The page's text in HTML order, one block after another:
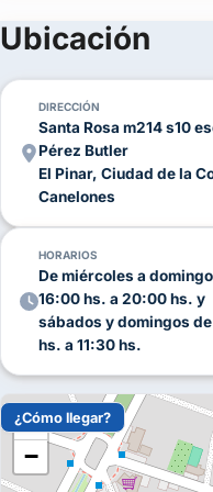
Si estás buscandosalones
personalizar cada detalle,
ideal. Aquí podrás vivir
intimidad de nuestro
nuestros jardines en
Contactanos hoy
para
la boda de tus sueños.
WhatsApp.
Ubicación
DIRECCIÓN
Santa Rosa m214 s10
Pérez Butler
El Pinar, Ciudad de la
Canelones
HORARIOS
De miércoles a
16:00 hs. a 20:00 hs. y
sábados y domingos
hs. a 11:30 hs.
+
−
¿Cómo llegar?